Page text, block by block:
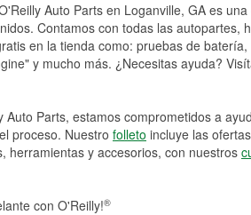
Auto Parts en Loganville, GA es
Contamos con todas las
en la tienda como: pruebas de
y mucho más. ¿Necesitas ayuda?
Auto Parts, estamos comprometidos a
proceso. Nuestro folleto incluye las
herramientas y accesorios, con nuestros
con O'Reilly!®